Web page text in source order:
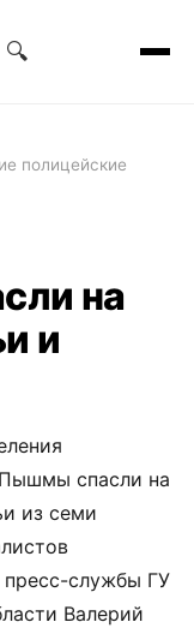
🔍
полицейские
на
и
спасли на
из семи
службы ГУ
Валерий